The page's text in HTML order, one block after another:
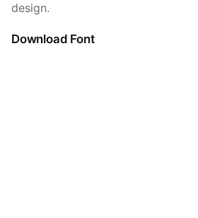
design.
Download Font